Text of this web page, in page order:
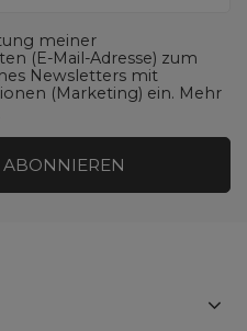
meiner
(E-Mail-Adresse) zum
Newsletters mit
(Marketing) ein. Mehr